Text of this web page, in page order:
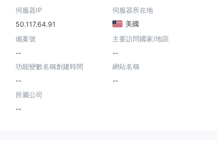
伺服器IP
50.117.64.91
伺服器所在地
美國
備案號
--
主要訪問國家/地區
--
功能變數名稱創建時間
--
網站名稱
--
所屬公司
--